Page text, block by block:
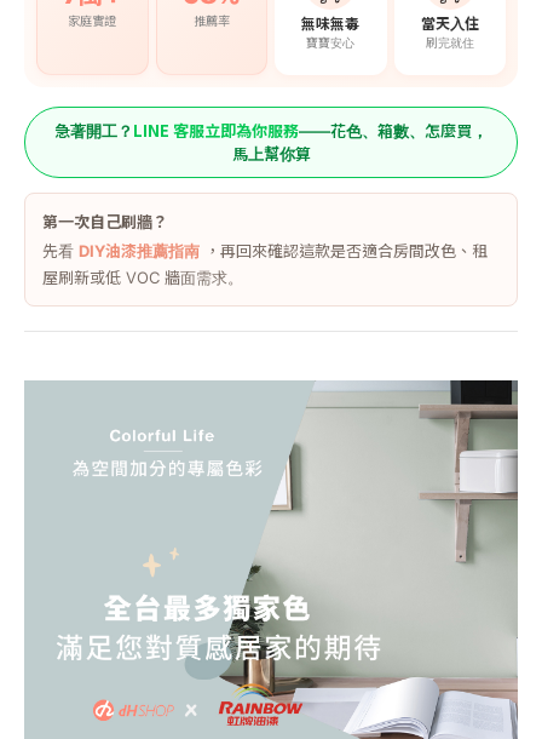
家庭實證 推薦率 無味無毒
寶寶安心
當天入住
刷完就住
急著開工？ LINE 客服立即為你服務——花色、箱數、怎麼買，
馬上幫你算
第一次自己刷牆？
先看 DIY油漆推薦指南 ，再回來確認這款是否適合房間改色、租
屋刷新或低 VOC 牆面需求。